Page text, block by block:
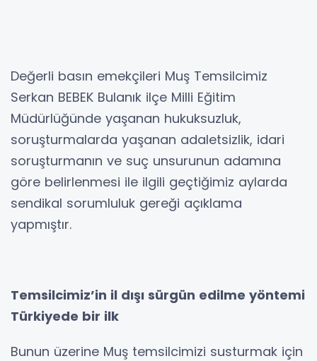
Değerli basın emekçileri Muş Temsilcimiz
Serkan BEBEK Bulanık ilçe Milli Eğitim
Müdürlüğünde yaşanan hukuksuzluk,
soruşturmalarda yaşanan adaletsizlik, idari
soruşturmanın ve suç unsurunun adamına
göre belirlenmesi ile ilgili geçtiğimiz aylarda
sendikal sorumluluk gereği açıklama
yapmıştır.
Temsilcimiz’in il dışı sürgün edilme yöntemi
Türkiyede bir ilk
Bunun üzerine Muş temsilcimizi susturmak için